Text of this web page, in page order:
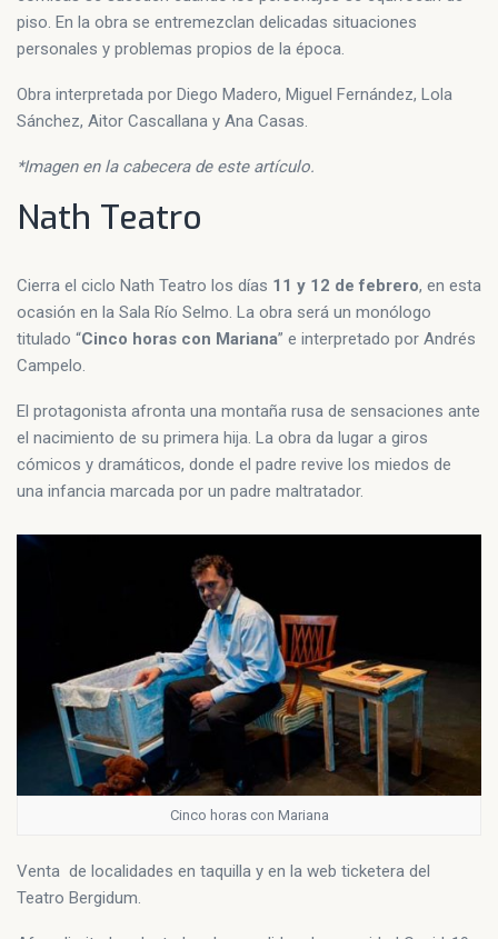
piso. En la obra se entremezclan delicadas situaciones
personales y problemas propios de la época.
Obra interpretada por Diego Madero, Miguel Fernández, Lola
Sánchez, Aitor Cascallana y Ana Casas.
*Imagen en la cabecera de este artículo.
Nath Teatro
Cierra el ciclo Nath Teatro los días 11 y 12 de febrero, en esta
ocasión en la Sala Río Selmo. La obra será un monólogo
titulado “Cinco horas con Mariana” e interpretado por Andrés
Campelo.
El protagonista afronta una montaña rusa de sensaciones ante
el nacimiento de su primera hija. La obra da lugar a giros
cómicos y dramáticos, donde el padre revive los miedos de
una infancia marcada por un padre maltratador.
Cinco horas con Mariana
Venta de localidades en taquilla y en la web ticketera del
Teatro Bergidum.